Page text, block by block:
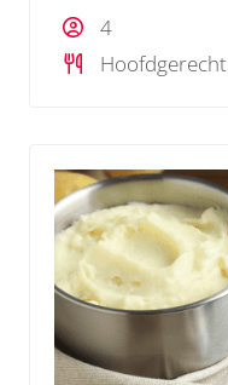
4
Hoofdgerecht